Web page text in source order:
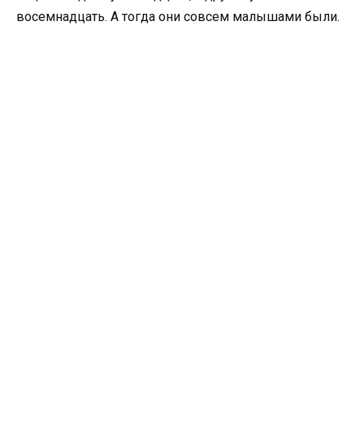
восемнадцать. А тогда они совсем малышами были.